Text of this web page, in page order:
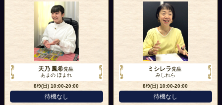
天乃 鳳希先生
あまの ほまれ
8/9(日)10:00-20:00
待機なし
ミシレラ先生
みしれら
8/9(日)10:00-20:00
待機なし